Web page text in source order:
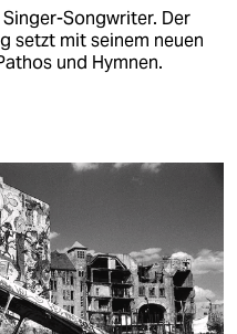
Songwriter. Der
setzt mit seinem neuen
und Hymnen.